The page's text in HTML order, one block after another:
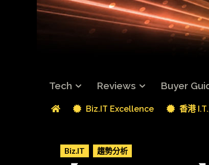
Tech Reviews Buyer
Biz.IT Excellence 香港
Biz.IT 趨勢分析